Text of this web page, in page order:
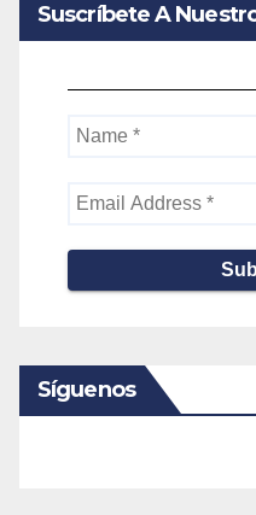
Suscríbete A
Name
Email
*
Síguenos